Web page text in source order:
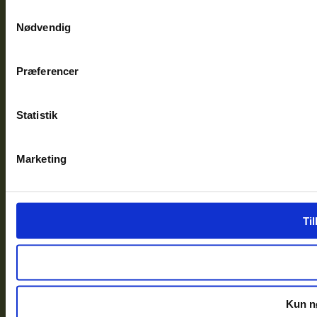
Nødvendig
Præferencer
Statistik
Marketing
Kun